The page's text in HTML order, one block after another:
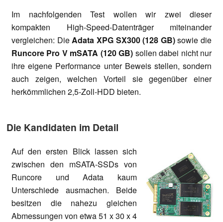
Im nachfolgenden Test wollen wir zwei dieser
kompakten High-Speed-Datenträger miteinander
vergleichen: DieAdata XPG SX300 (128 GB)sowie die
Runcore Pro V mSATA (120 GB) sollen dabei nicht nur
ihre eigene Performance unter Beweis stellen, sondern
auch zeigen, welchen Vorteil sie gegenüber einer
herkömmlichen 2,5-Zoll-HDD bieten.
Die Kandidaten im Detail
Auf den ersten Blick lassen sich
zwischen den mSATA-SSDs von
Runcore und Adata kaum
Unterschiede ausmachen. Beide
besitzen die nahezu gleichen
Abmessungen von etwa 51 x 30 x 4